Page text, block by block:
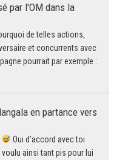
par l'OM dans la
de telles actions,
et concurrents avec
pourrait par exemple :
en partance vers
Oui d’accord avec toi
voulu ainsi tant pis pour lui